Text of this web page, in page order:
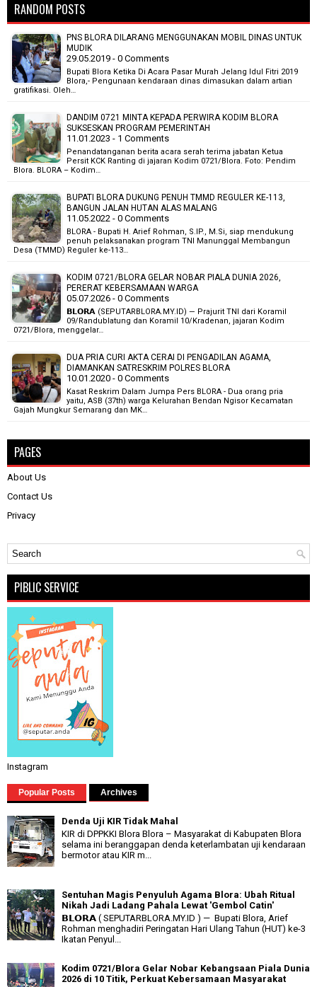
RANDOM POSTS
PNS BLORA DILARANG MENGGUNAKAN MOBIL DINAS UNTUK
MUDIK
29.05.2019 - 0 Comments
Bupati Blora Ketika Di Acara Pasar Murah Jelang Idul Fitri 2019
Blora,- Pengunaan kendaraan dinas dimasukan dalam artian
gratifikasi. Oleh…
DANDIM 0721 MINTA KEPADA PERWIRA KODIM BLORA
SUKSESKAN PROGRAM PEMERINTAH
11.01.2023 - 1 Comments
Penandatanganan berita acara serah terima jabatan Ketua
Persit KCK Ranting di jajaran Kodim 0721/Blora. Foto: Pendim
Blora. BLORA – Kodim…
BUPATI BLORA DUKUNG PENUH TMMD REGULER KE-113,
BANGUN JALAN HUTAN ALAS MALANG
11.05.2022 - 0 Comments
BLORA - Bupati H. Arief Rohman, S.IP., M.Si, siap mendukung
penuh pelaksanakan program TNI Manunggal Membangun
Desa (TMMD) Reguler ke-113…
KODIM 0721/BLORA GELAR NOBAR PIALA DUNIA 2026,
PERERAT KEBERSAMAAN WARGA
05.07.2026 - 0 Comments
𝗕𝗟𝗢𝗥𝗔 (SEPUTARBLORA.MY.ID) — Prajurit TNI dari Koramil
09/Randublatung dan Koramil 10/Kradenan, jajaran Kodim
0721/Blora, menggelar…
DUA PRIA CURI AKTA CERAI DI PENGADILAN AGAMA,
DIAMANKAN SATRESKRIM POLRES BLORA
10.01.2020 - 0 Comments
Kasat Reskrim Dalam Jumpa Pers BLORA - Dua orang pria
yaitu, ASB (37th) warga Kelurahan Bendan Ngisor Kecamatan
Gajah Mungkur Semarang dan MK…
PAGES
About Us
Contact Us
Privacy
PIBLIC SERVICE
Instagram
Popular Posts Archives
Denda Uji KIR Tidak Mahal
KIR di DPPKKI Blora Blora – Masyarakat di Kabupaten Blora
selama ini beranggapan denda keterlambatan uji kendaraan
bermotor atau KIR m...
Sentuhan Magis Penyuluh Agama Blora: Ubah Ritual
Nikah Jadi Ladang Pahala Lewat 'Gembol Catin'
𝗕𝗟𝗢𝗥𝗔 ( SEPUTARBLORA.MY.ID ) — Bupati Blora, Arief
Rohman menghadiri Peringatan Hari Ulang Tahun (HUT) ke-3
Ikatan Penyul...
Kodim 0721/Blora Gelar Nobar Kebangsaan Piala Dunia
2026 di 10 Titik, Perkuat Kebersamaan Masyarakat